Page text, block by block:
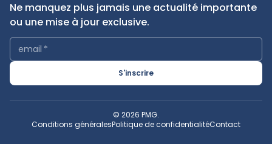
Ne manquez plus jamais une actualité importante
ou une mise à jour exclusive.
email *
S'inscrire
© 2026 PMG.
Conditions généralesPolitique de confidentialitéContact